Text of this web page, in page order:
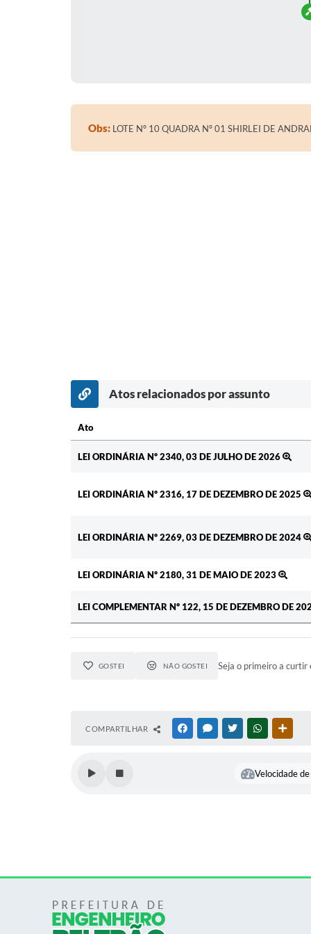
Obs: LOTE Nº 10 QUADRA Nº 01 SHIRLEI DE
Atos relacionados por assunto
Ato
LEI ORDINÁRIA Nº 2340, 03 DE JULHO DE 2026
LEI ORDINÁRIA Nº 2316, 17 DE DEZEMBRO DE 2025
LEI ORDINÁRIA Nº 2269, 03 DE DEZEMBRO DE 2024
LEI ORDINÁRIA Nº 2180, 31 DE MAIO DE 2023
LEI COMPLEMENTAR Nº 122, 15 DE DEZEMBRO DE
GOSTEI NÃO GOSTEI Seja o primeiro a curtir
COMPARTILHAR FACEBOOKMESSENGER
TWITTERWHATSAPP
Velocidade